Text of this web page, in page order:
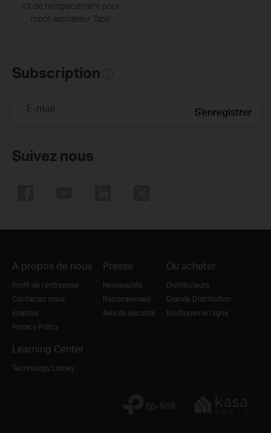
Kit de remplacement pour
robot aspirateur Tapo
Subscription
E-mail S'enregistrer
Suivez nous
A propos de nous
Profil de l'entreprise
Contactez nous
Emplois
Privacy Policy
Presse
Nouveautés
Récompenses
Avis de sécurité
Où acheter
Distributeurs
Grande Distribution
Boutiques en ligne
Learning Center
Technology Library